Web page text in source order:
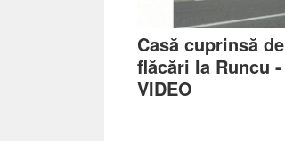
Casă cuprinsă de
flăcări la Runcu -
VIDEO